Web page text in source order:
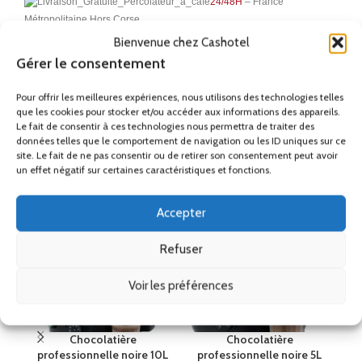
Bienvenue chez Cashotel
Gérer le consentement
Pour offrir les meilleures expériences, nous utilisons des technologies telles
que les cookies pour stocker et/ou accéder aux informations des appareils.
Le fait de consentir à ces technologies nous permettra de traiter des
données telles que le comportement de navigation ou les ID uniques sur ce
site. Le fait de ne pas consentir ou de retirer son consentement peut avoir
un effet négatif sur certaines caractéristiques et fonctions.
Accepter
Refuser
Voir les préférences
Métropolitaine Hors Corse
Remise
Ses accessoires
Produits similaires
Chocolatière
professionnelle noire 10L
Chocolatière
professionnelle noire 5L